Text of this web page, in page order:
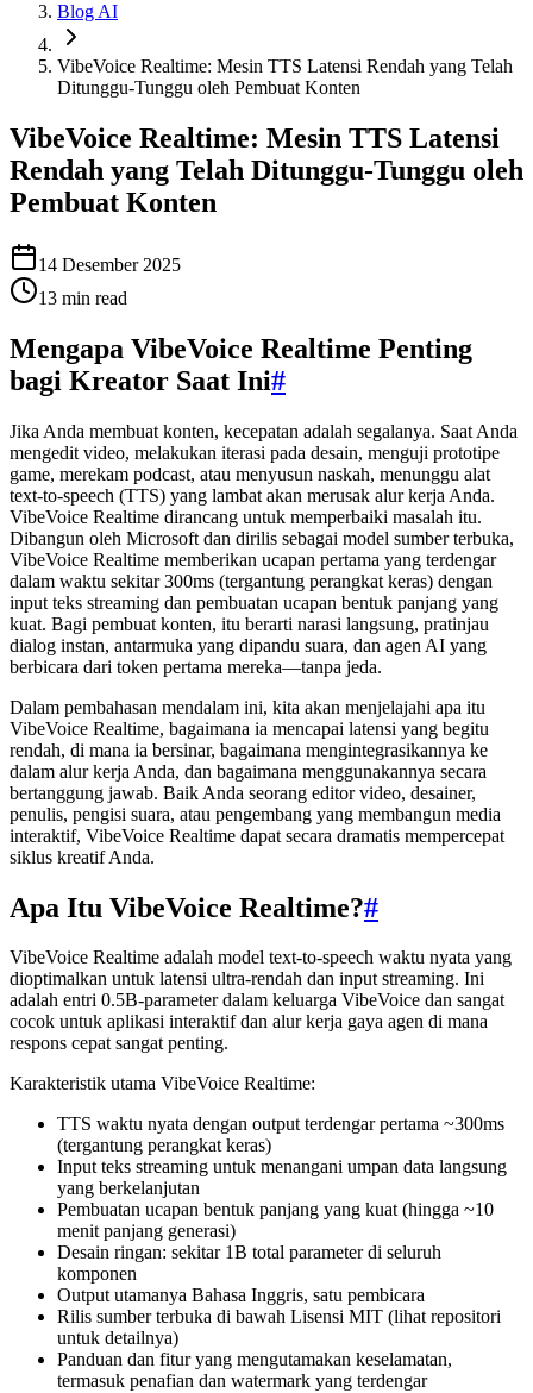
Blog AI
VibeVoice Realtime: Mesin TTS Latensi Rendah yang Telah
Ditunggu-Tunggu oleh Pembuat Konten
VibeVoice Realtime: Mesin TTS Latensi
Rendah yang Telah Ditunggu-Tunggu oleh
Pembuat Konten
14 Desember 2025
13 min read
Mengapa VibeVoice Realtime Penting
bagi Kreator Saat Ini#
Jika Anda membuat konten, kecepatan adalah segalanya. Saat Anda
mengedit video, melakukan iterasi pada desain, menguji prototipe
game, merekam podcast, atau menyusun naskah, menunggu alat
text-to-speech (TTS) yang lambat akan merusak alur kerja Anda.
VibeVoice Realtime dirancang untuk memperbaiki masalah itu.
Dibangun oleh Microsoft dan dirilis sebagai model sumber terbuka,
VibeVoice Realtime memberikan ucapan pertama yang terdengar
dalam waktu sekitar 300ms (tergantung perangkat keras) dengan
input teks streaming dan pembuatan ucapan bentuk panjang yang
kuat. Bagi pembuat konten, itu berarti narasi langsung, pratinjau
dialog instan, antarmuka yang dipandu suara, dan agen AI yang
berbicara dari token pertama mereka—tanpa jeda.
Dalam pembahasan mendalam ini, kita akan menjelajahi apa itu
VibeVoice Realtime, bagaimana ia mencapai latensi yang begitu
rendah, di mana ia bersinar, bagaimana mengintegrasikannya ke
dalam alur kerja Anda, dan bagaimana menggunakannya secara
bertanggung jawab. Baik Anda seorang editor video, desainer,
penulis, pengisi suara, atau pengembang yang membangun media
interaktif, VibeVoice Realtime dapat secara dramatis mempercepat
siklus kreatif Anda.
Apa Itu VibeVoice Realtime?#
VibeVoice Realtime adalah model text-to-speech waktu nyata yang
dioptimalkan untuk latensi ultra-rendah dan input streaming. Ini
adalah entri 0.5B-parameter dalam keluarga VibeVoice dan sangat
cocok untuk aplikasi interaktif dan alur kerja gaya agen di mana
respons cepat sangat penting.
Karakteristik utama VibeVoice Realtime:
TTS waktu nyata dengan output terdengar pertama ~300ms
(tergantung perangkat keras)
Input teks streaming untuk menangani umpan data langsung
yang berkelanjutan
Pembuatan ucapan bentuk panjang yang kuat (hingga ~10
menit panjang generasi)
Desain ringan: sekitar 1B total parameter di seluruh
komponen
Output utamanya Bahasa Inggris, satu pembicara
Rilis sumber terbuka di bawah Lisensi MIT (lihat repositori
untuk detailnya)
Panduan dan fitur yang mengutamakan keselamatan,
termasuk penafian dan watermark yang terdengar